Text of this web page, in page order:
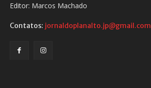
Editor: Marcos Machado
Contatos: jornaldoplanalto.jp@gmail.com